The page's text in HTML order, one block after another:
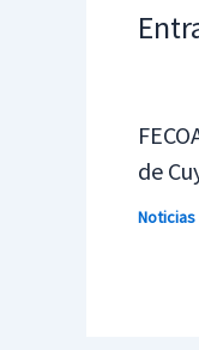
de
Noticias